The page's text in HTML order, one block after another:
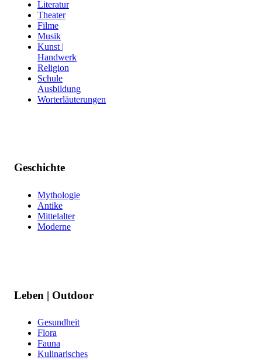
Literatur
Theater
Filme
Musik
Kunst |
Handwerk
Religion
Schule
Ausbildung
Worterläuterungen
Geschichte
Mythologie
Antike
Mittelalter
Moderne
Leben | Outdoor
Gesundheit
Flora
Fauna
Kulinarisches